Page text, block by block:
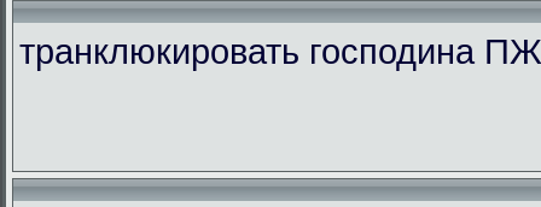
транклюкировать господина ПЖ